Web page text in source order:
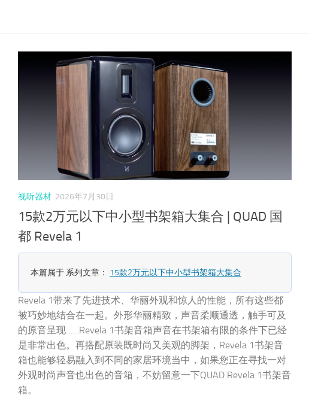
视听器材 2026年7月30日
15款2万元以下中小型书架箱大集合 | QUAD 国
都 Revela 1
本篇属于 系列文章： 15款2万元以下中小型书架箱大集合
Revela 1带来了先进技术、华丽外观和惊人的性能，所有这些都
被巧妙地结合在一起。外形华丽精致，声音柔顺通透，触手可及
的原音呈现……Revela 1书架音箱声音在书架箱有限的条件下已经
是非常出色。再搭配原装既时尚又美观的脚架，Revela 1书架音
箱也能够轻易融入到不同的家居环境当中，如果您正在寻找一对
外观时尚声音也出色的音箱，不妨留意一下QUAD Revela 1书架音
箱。